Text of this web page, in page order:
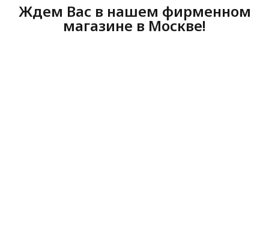
Ждем Вас в нашем фирменном
магазине в Москве!